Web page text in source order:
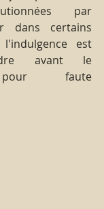
par
dans certains
est
avant le
pour faute